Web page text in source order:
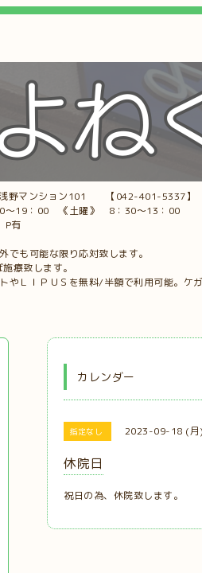
野マンション101 【042-401-5337】
～19：00 《土曜》 8：30～13：00
有
も可能な限り応対致します。
療致します。
ＬＩＰＵＳを無料/半額で利用可能。ケ
カレンダー
指定なし 2023-09-18 (
休院日
祝日の為、休院致します。